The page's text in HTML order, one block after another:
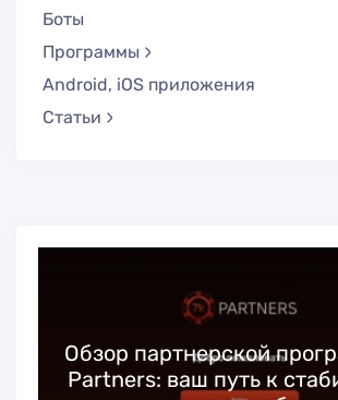
Боты
Программы
Android, iOS приложения
Статьи
Обзор партнерской
Partners: ваш путь к